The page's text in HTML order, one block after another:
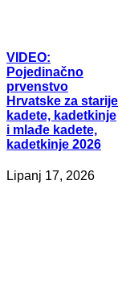
VIDEO:
Pojedinačno
prvenstvo
Hrvatske za starije
kadete, kadetkinje
i mlađe kadete,
kadetkinje 2026
Lipanj 17, 2026